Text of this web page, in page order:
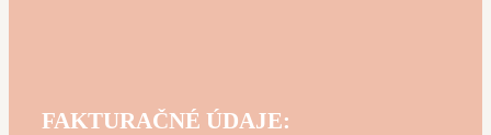
FAKTURAČNÉ ÚDAJE: